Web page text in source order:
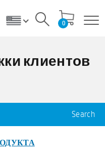
0
клиентов
Search